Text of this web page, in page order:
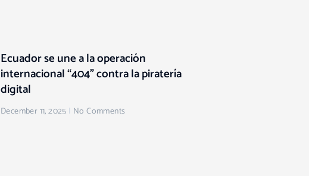
Ecuador se une a la operación
internacional “404” contra la piratería
digital
December 11, 2025 No Comments